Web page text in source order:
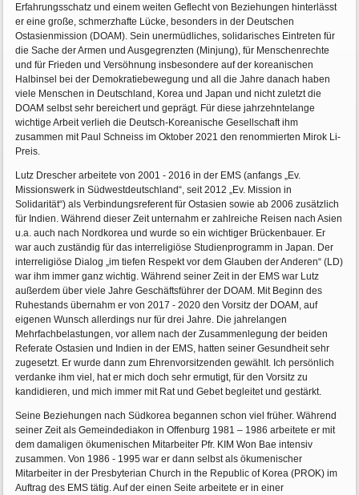
Erfahrungsschatz und einem weiten Geflecht von Beziehungen hinterlässt
er eine große, schmerzhafte Lücke, besonders in der Deutschen
Ostasienmission (DOAM). Sein unermüdliches, solidarisches Eintreten für
die Sache der Armen und Ausgegrenzten (Minjung), für Menschenrechte
und für Frieden und Versöhnung insbesondere auf der koreanischen
Halbinsel bei der Demokratiebewegung und all die Jahre danach haben
viele Menschen in Deutschland, Korea und Japan und nicht zuletzt die
DOAM selbst sehr bereichert und geprägt. Für diese jahrzehntelange
wichtige Arbeit verlieh die Deutsch-Koreanische Gesellschaft ihm
zusammen mit Paul Schneiss im Oktober 2021 den renommierten Mirok Li-
Preis.
Lutz Drescher arbeitete von 2001 - 2016 in der EMS (anfangs „Ev.
Missionswerk in Südwestdeutschland“, seit 2012 „Ev. Mission in
Solidarität“) als Verbindungsreferent für Ostasien sowie ab 2006 zusätzlich
für Indien. Während dieser Zeit unternahm er zahlreiche Reisen nach Asien
u.a. auch nach Nordkorea und wurde so ein wichtiger Brückenbauer. Er
war auch zuständig für das interreligiöse Studienprogramm in Japan. Der
interreligiöse Dialog „im tiefen Respekt vor dem Glauben der Anderen“ (LD)
war ihm immer ganz wichtig. Während seiner Zeit in der EMS war Lutz
außerdem über viele Jahre Geschäftsführer der DOAM. Mit Beginn des
Ruhestands übernahm er von 2017 - 2020 den Vorsitz der DOAM, auf
eigenen Wunsch allerdings nur für drei Jahre. Die jahrelangen
Mehrfachbelastungen, vor allem nach der Zusammenlegung der beiden
Referate Ostasien und Indien in der EMS, hatten seiner Gesundheit sehr
zugesetzt. Er wurde dann zum Ehrenvorsitzenden gewählt. Ich persönlich
verdanke ihm viel, hat er mich doch sehr ermutigt, für den Vorsitz zu
kandidieren, und mich immer mit Rat und Gebet begleitet und gestärkt.
Seine Beziehungen nach Südkorea begannen schon viel früher. Während
seiner Zeit als Gemeindediakon in Offenburg 1981 – 1986 arbeitete er mit
dem damaligen ökumenischen Mitarbeiter Pfr. KIM Won Bae intensiv
zusammen. Von 1986 - 1995 war er dann selbst als ökumenischer
Mitarbeiter in der Presbyterian Church in the Republic of Korea (PROK) im
Auftrag des EMS tätig. Auf der einen Seite arbeitete er in einer